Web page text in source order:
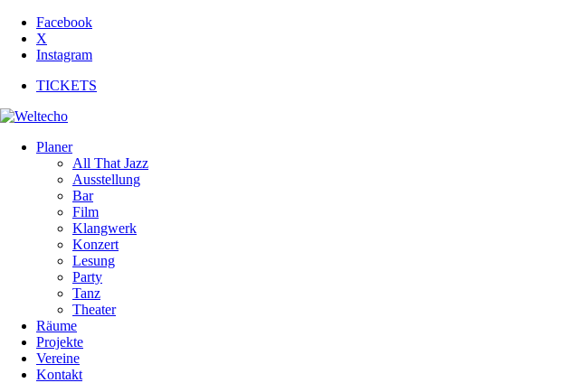
Facebook
X
Instagram
TICKETS
Planer
All That Jazz
Ausstellung
Bar
Film
Klangwerk
Konzert
Lesung
Party
Tanz
Theater
Räume
Projekte
Vereine
Kontakt